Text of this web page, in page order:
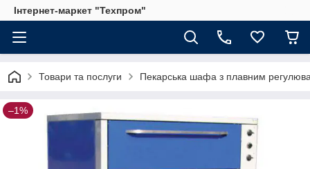
Інтернет-маркет "Техпром"
Товари та послуги Пекарська шафа з плавним
–1%